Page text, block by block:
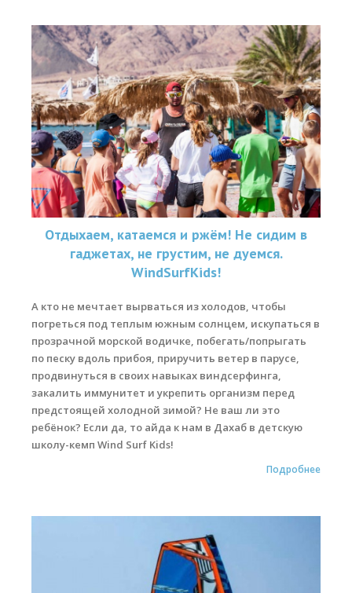
Отдыхаем, катаемся и ржём! Не сидим в
гаджетах, не грустим, не дуемся.
WindSurfKids!
А кто не мечтает вырваться из холодов, чтобы
погреться под теплым южным солнцем, искупаться в
прозрачной морской водичке, побегать/попрыгать
по песку вдоль прибоя, приручить ветер в парусе,
продвинуться в своих навыках виндсерфинга,
закалить иммунитет и укрепить организм перед
предстоящей холодной зимой? Не ваш ли это
ребёнок? Если да, то айда к нам в Дахаб в детскую
школу-кемп Wind Surf Kids!
Подробнее